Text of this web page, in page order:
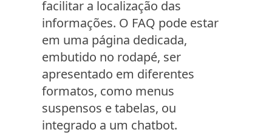
facilitar a localização das
informações. O FAQ pode estar
em uma página dedicada,
embutido no rodapé, ser
apresentado em diferentes
formatos, como menus
suspensos e tabelas, ou
integrado a um chatbot.